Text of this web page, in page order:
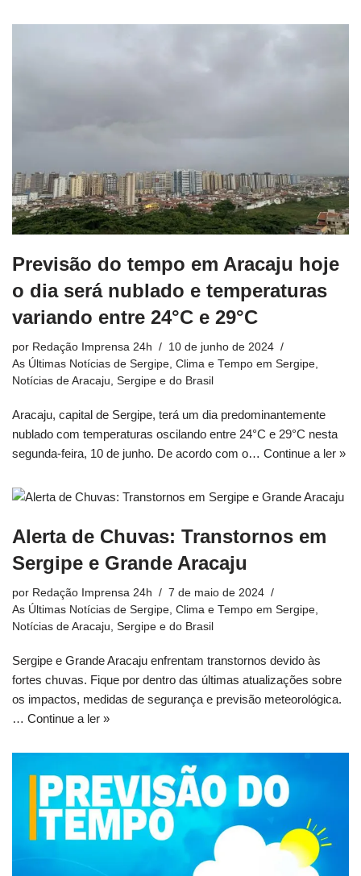
Previsão do tempo em Aracaju hoje
o dia será nublado e temperaturas
variando entre 24°C e 29°C
por Redação Imprensa 24h
10 de junho de 2024
As Últimas Notícias de Sergipe Clima e Tempo em Sergipe
Notícias de Aracaju, Sergipe e do Brasil
Aracaju, capital de Sergipe, terá um dia predominantemente
nublado com temperaturas oscilando entre 24°C e 29°C nesta
segunda-feira, 10 de junho. De acordo com o… Continue a ler »
Alerta de Chuvas: Transtornos em
Sergipe e Grande Aracaju
por Redação Imprensa 24h
7 de maio de 2024
As Últimas Notícias de Sergipe Clima e Tempo em Sergipe
Notícias de Aracaju, Sergipe e do Brasil
Sergipe e Grande Aracaju enfrentam transtornos devido às
fortes chuvas. Fique por dentro das últimas atualizações sobre
os impactos, medidas de segurança e previsão meteorológica.
… Continue a ler »